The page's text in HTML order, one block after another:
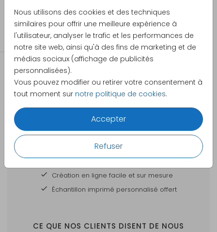
Nous utilisons des cookies et des techniques
similaires pour offrir une meilleure expérience à
l'utilisateur, analyser le trafic et les performances de
notre site web, ainsi qu'à des fins de marketing et de
médias sociaux (affichage de publicités
personnalisées).
Vous pouvez modifier ou retirer votre consentement à
tout moment sur notre politique de cookies.
Accepter
Refuser
Catégorie
Affiches
DES CARTES À PERSONNALISER POUR TOUTES
VOS GRANDES OCCASIONS
Votre commande est
Création en ligne facile et sur mesure
Échantillon imprimé personnalisé offert
CE QUE NOS CLIENTS DISENT DE NOUS